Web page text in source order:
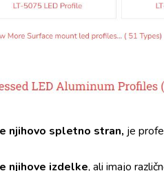
njihovo spletno stran, je
njihove izdelke, ali imajo